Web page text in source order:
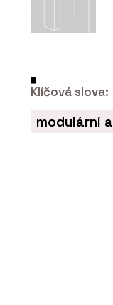
Eko
Klíčová slova:
modulární